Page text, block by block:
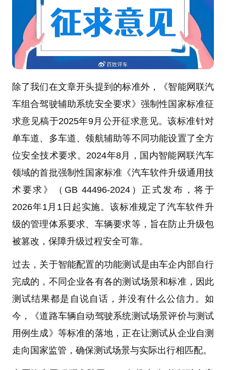
除了我们在文章开头提到的标准外，《智能网联汽
车组合驾驶辅助系统安全要求》强制性国家标准征
求意见稿于2025年9月公开征求意见。该标准针对
单车道、多车道、领航辅助等不同功能设置了全方
位安全技术要求。2024年8月，国内智能网联汽车
领域的首批强制性国家标准《汽车软件升级通用技
术要求》（GB 44496-2024）正式发布，将于
2026年1月1日起实施。该标准规定了汽车软件升
级的管理体系要求、车辆要求等，旨在防止升级包
被篡改，保障升级过程安全可靠。
过去，关于智能配置的功能测试是由车企内部自行
完成的，不同企业各有各的测试场景和标准，因此
测试结果都是自说自话，并没有什么公信力。如
今，《道路车辆自动驾驶系统测试场景评价与测试
用例生成》等标准的落地，正在让测试从企业自测
走向国家监管，确保测试场景与实际出行相匹配。